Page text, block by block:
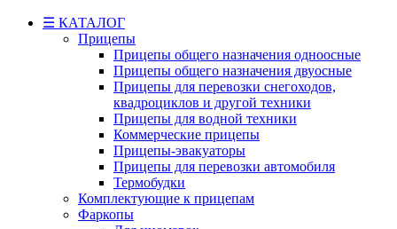
☰ КАТАЛОГ
Прицепы
Прицепы общего назначения одноосные
Прицепы общего назначения двуосные
Прицепы для перевозки снегоходов,
квадроциклов и другой техники
Прицепы для водной техники
Коммерческие прицепы
Прицепы-эвакуаторы
Прицепы для перевозки автомобиля
Термобудки
Комплектующие к прицепам
Фаркопы